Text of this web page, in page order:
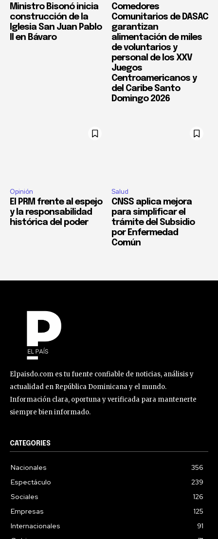
Ministro Bisonó inicia
construcción de la
Iglesia San Juan Pablo
II en Bávaro
Comedores
Comunitarios de DASAC
garantizan
alimentación de miles
de voluntarios y
personal de los XXV
Juegos
Centroamericanos y
del Caribe Santo
Domingo 2026
Opinión
El PRM frente al espejo
y la responsabilidad
histórica del poder
Salud
CNSS aplica mejora
para simplificar el
trámite del Subsidio
por Enfermedad
Común
Elpaisdo.com es tu fuente confiable de noticias, análisis y
actualidad en República Dominicana y el mundo.
Información clara, oportuna y verificada para mantenerte
siempre bien informado.
CATEGORIES
Nacionales
356
Espectáculo
239
Sociales
126
Empresas
125
Internacionales
91